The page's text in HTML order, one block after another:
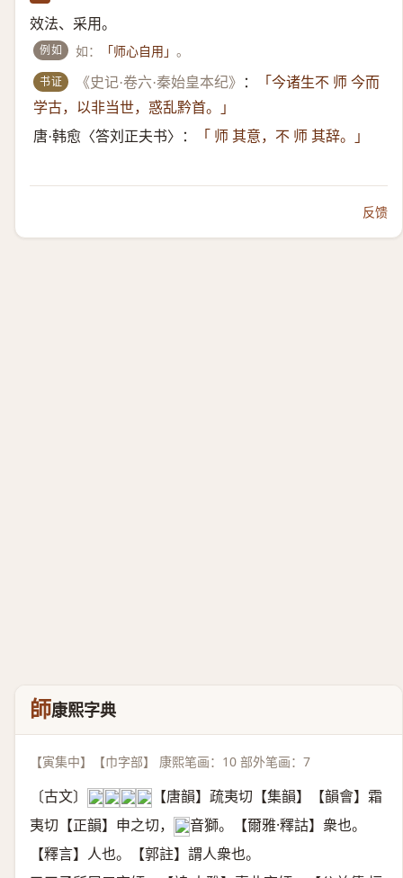
效法、采用。
例如 如： 「师心自用」。
书证 《史记·卷六·秦始皇本纪》 ：
「今诸生不 师 今而
学古，以非当世，惑乱黔首。」
唐·韩愈〈答刘正夫书〉：
「 师 其意，不 师 其辞。」
反馈
師康熙字典
【寅集中】【巾字部】 康熙笔画：10 部外笔画：7
〔古文〕 𠵀 𠦵 𢂖 𩇱
【唐韻】疏夷切【集韻】【韻會】霜
夷切【正韻】申之切， 𠀤音獅。【爾雅·釋詁】衆也。
【釋言】人也。【郭註】謂人衆也。